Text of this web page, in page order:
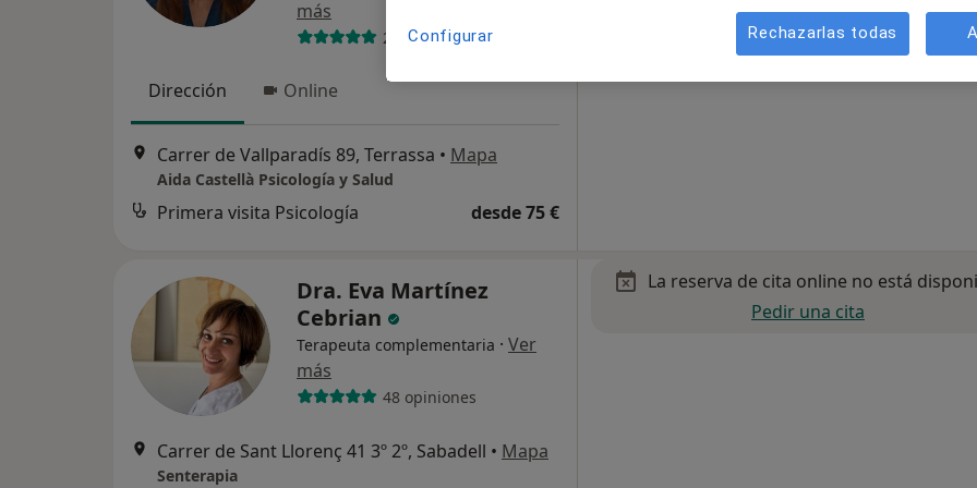
más
21 opiniones
Dirección Online
Carrer de Vallparadís 89, Terrassa • Mapa
Aida Castellà Psicología y Salud
Primera visita Psicología desde 75 €
Dra. Eva Martínez
Cebrian
Terapeuta complementaria · Ver
más
48 opiniones
Carrer de Sant Llorenç 41 3º 2º, Sabadell • Mapa
Senterapia
La reserva de cita online no está
Pedir una cita
Configurar Rechazarlas todas